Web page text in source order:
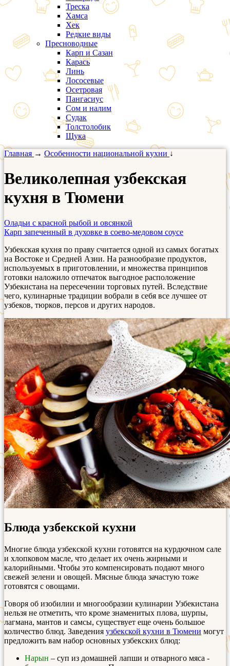
Треска
Хамса
Хек
Редкие виды
Пресноводные
Карп и Сазан
Карась
Линь
Лососевые
Осетровая
Пангасиус
Сом и налим
Судак
Толстолобик
Щука
Главная → Особенности национальной кухни ↓
Великолепная узбекская
кухня в Тюмени
Оладьи с красной рыбой и овсянкой
Карп запеченный в духовке в соево-медовом соусе
Узбекская кухня по праву считается одной из самых богатых
на Востоке и Средней Азии. На разнообразие продуктов,
используемых в приготовлении, и множества принципов
готовки наложило отпечаток выгодное расположение
Узбекистана на пересечении торговых путей. Вследствие
чего, кулинарные традиции вобрали в себя все лучшее от
узбеков, тюрков, персов и других народов.
Блюда узбекской кухни
Многие блюда узбекской кухни готовятся на курдючном сале
и хлопковом масле, что делает их очень жирными и
калорийными. Чтобы это компенсировать подают много
свежей зелени и овощей. Мясные блюда зачастую тоже
готовятся с овощами.
Говоря об изобилии и многообразии кулинарии Узбекистана
нельзя не отметить, что кроме знаменитых плова, шурпы,
лагмана, мантов и самсы, существует еще очень большое
количество блюд. Заведения узбекской кухни в Тюмени могут
предложить вам набор основных узбекских блюд:
Нарын – суп из домашней лапши и отварного мяса -